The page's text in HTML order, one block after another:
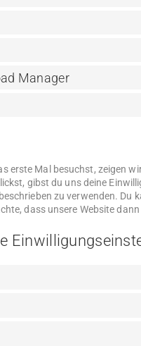
Manager
erste Mal besuchst, zeigen
gibst du uns deine
zu verwenden.
dass unsere Website